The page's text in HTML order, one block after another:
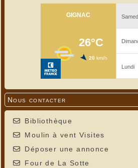
Nous contacter
Bibliothèque
Moulin à vent Visites
Déposer une annonce
Four de La Sotte